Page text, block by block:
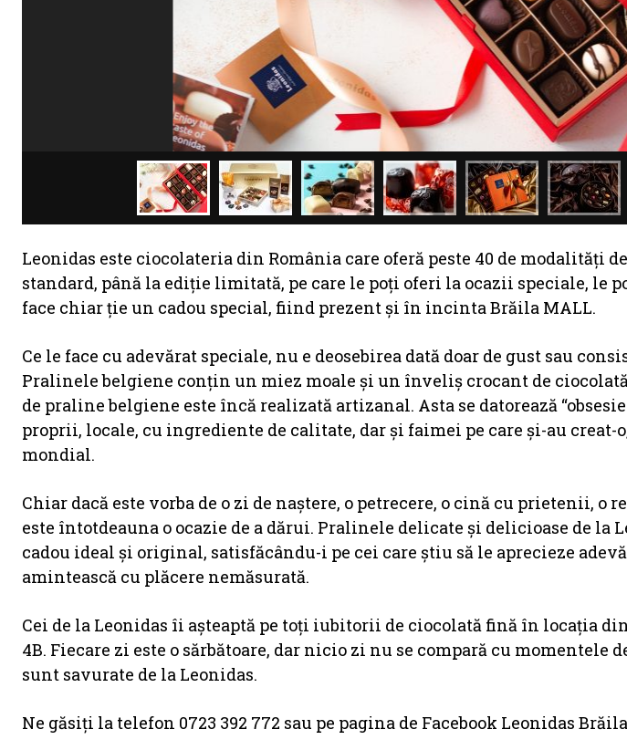
Leonidas este ciocolateria din România care oferă peste 40 de modalităţi
standard, până la ediţie limitată, pe care le poţi oferi la ocazii speciale, le
face chiar ţie un cadou special, fiind prezent şi în incinta Brăila MALL.
Ce le face cu adevărat speciale, nu e deosebirea dată doar de gust sau
Pralinele belgiene conțin un miez moale și un înveliș crocant de
de praline belgiene este încă realizată artizanal. Asta se datorează
proprii, locale, cu ingrediente de calitate, dar și faimei pe care și-au
mondial.
Chiar dacă este vorba de o zi de naștere, o petrecere, o cină cu prietenii, o
este întotdeauna o ocazie de a dărui. Pralinele delicate și delicioase de la
cadou ideal și original, satisfăcându-i pe cei care știu să le aprecieze
amintească cu plăcere nemăsurată.
Cei de la Leonidas îi așteaptă pe toți iubitorii de ciocolată fină în locația
4B. Fiecare zi este o sărbătoare, dar nicio zi nu se compară cu momentele
sunt savurate de la Leonidas.
Ne găsiți la telefon 0723 392 772 sau pe pagina de Facebook Leonidas